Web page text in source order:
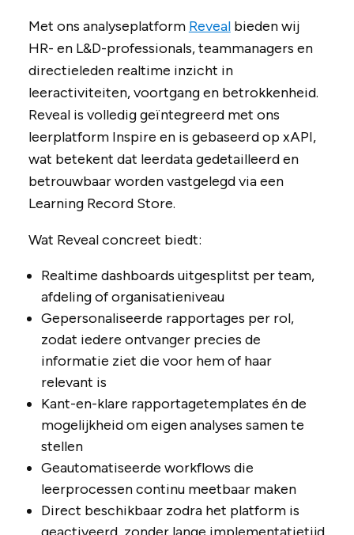
Met ons analyseplatform Revealbieden wij
HR- en L&D-professionals, teammanagers en
directieleden realtime inzicht in
leeractiviteiten, voortgang en betrokkenheid.
Reveal is volledig geïntegreerd met ons
leerplatform Inspire en is gebaseerd op xAPI,
wat betekent dat leerdata gedetailleerd en
betrouwbaar worden vastgelegd via een
Learning Record Store.
Wat Reveal concreet biedt:
Realtime dashboards uitgesplitst per team,
afdeling of organisatieniveau
Gepersonaliseerde rapportages per rol,
zodat iedere ontvanger precies de
informatie ziet die voor hem of haar
relevant is
Kant-en-klare rapportagetemplates én de
mogelijkheid om eigen analyses samen te
stellen
Geautomatiseerde workflows die
leerprocessen continu meetbaar maken
Direct beschikbaar zodra het platform is